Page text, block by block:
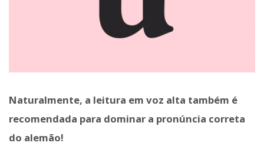
Naturalmente, a leitura em voz alta também é
recomendada para dominar a pronúncia correta
do alemão!